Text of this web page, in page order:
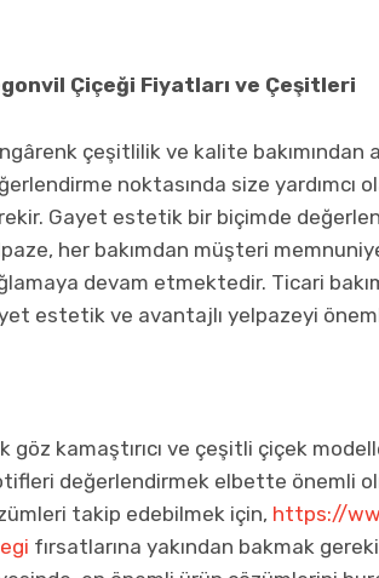
Çiçeği Fiyatları ve Çeşitleri
çeşitlilik ve kalite
noktasında size yardımcı
Gayet estetik bir biçimde
her bakımdan müşteri
devam etmektedir. Ticari
estetik ve avantajlı yelpazeyi
göz kamaştırıcı ve çeşitli çiçek
değerlendirmek elbette önemli
takip edebilmek için, https://
fırsatlarına yakından bakmak